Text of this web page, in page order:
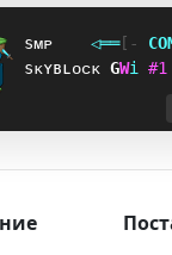
sᴍᴘ ◁══[‐ CO
sᴋʏʙʟᴏᴄᴋ KEi #1